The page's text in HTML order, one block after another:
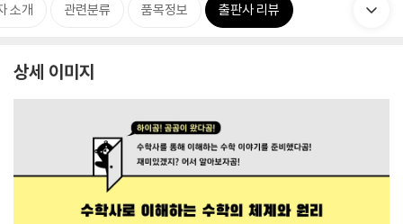
소개 관련분류 품목정보 출판사 리뷰
상세 이미지